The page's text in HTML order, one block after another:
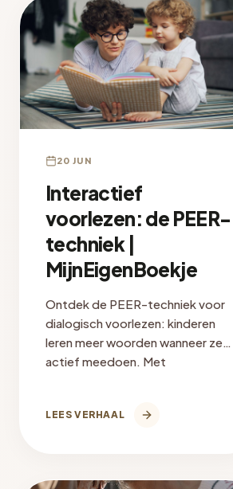
20 JUN
Interactief
voorlezen: de PEER-
techniek |
MijnEigenBoekje
Ontdek de PEER-techniek voor
dialogisch voorlezen: kinderen
leren meer woorden wanneer ze
actief meedoen. Met
LEES VERHAAL